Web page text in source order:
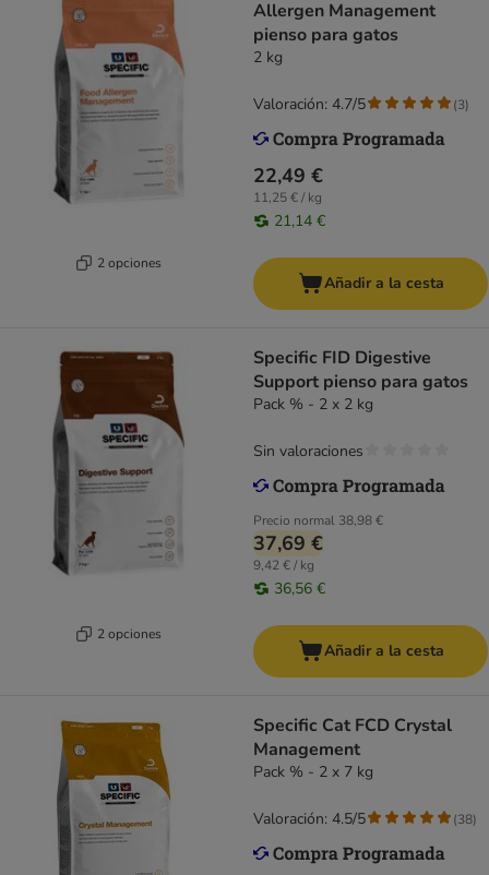
2 opciones
Allergen Management
pienso para gatos
2 kg
22,49 €
11,25 € / kg
21,14 €
Valoración: 4.7/5 (3)
Añadir a la cesta
2 opciones
Specific FID Digestive
Support pienso para gatos
Pack % - 2 x 2 kg
Precio normal 38,98 €
37,69 €
9,42 € / kg
36,56 €
Sin valoraciones
Añadir a la cesta
Specific Cat FCD Crystal
Management
Pack % - 2 x 7 kg
Valoración: 4.5/5 (38)